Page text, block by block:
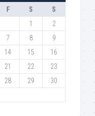
F S
S
1
2
7 8
9
14 15
16
21 22
23
28 29
30